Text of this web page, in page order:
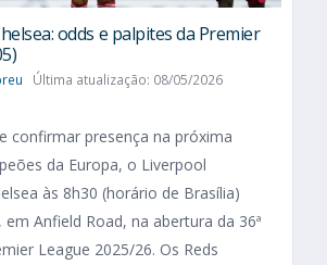
odds e palpites da Premier
Última atualização: 08/05/2026
confirmar presença na próxima
da Europa, o Liverpool
às 8h30 (horário de Brasília)
Anfield Road, na abertura da 36ª
League 2025/26. Os Reds